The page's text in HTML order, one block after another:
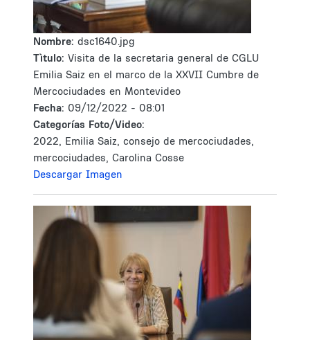
Nombre: dsc1640.jpg
Tìtulo: Visita de la secretaria general de CGLU
Emilia Saiz en el marco de la XXVII Cumbre de
Mercociudades en Montevideo
Fecha: 09/12/2022 - 08:01
Categorías Foto/Video:
2022, Emilia Saiz, consejo de mercociudades,
mercociudades, Carolina Cosse
Descargar Imagen